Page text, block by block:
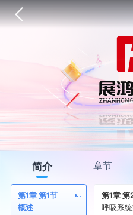
简介 章节
第1章 第1节
概述
第1章 第